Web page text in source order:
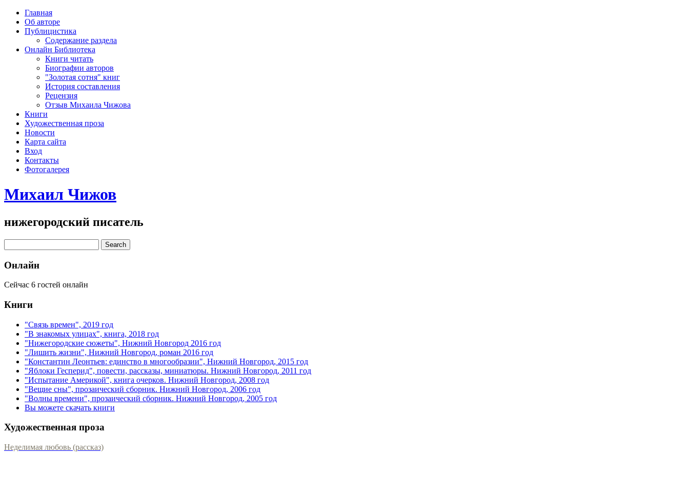
Главная
Об авторе
Публицистика
Содержание раздела
Онлайн Библиотека
Книги читать
Биографии авторов
"Золотая сотня" книг
История составления
Рецензия
Отзыв Михаила Чижова
Книги
Художественная проза
Новости
Карта сайта
Вход
Контакты
Фотогалерея
Михаил Чижов
нижегородский писатель
Онлайн
Сейчас 6 гостей онлайн
Книги
"Связь времен", 2019 год
"В знакомых улицах", книга, 2018 год
"Нижегородские сюжеты", Нижний Новгород 2016 год
"Лишить жизни", Нижний Новгород, роман 2016 год
"Константин Леонтьев: единство в многообразии", Нижний Новгород, 2015 год
"Яблоки Гесперид", повести, рассказы, миниатюры. Нижний Новгород, 2011 год
"Испытание Америкой", книга очерков. Нижний Новгород, 2008 год
"Вещие сны", прозаический сборник. Нижний Новгород, 2006 год
"Волны времени", прозаический сборник. Нижний Новгород, 2005 год
Вы можете скачать книги
Художественная проза
Неделимая любовь (рассказ)